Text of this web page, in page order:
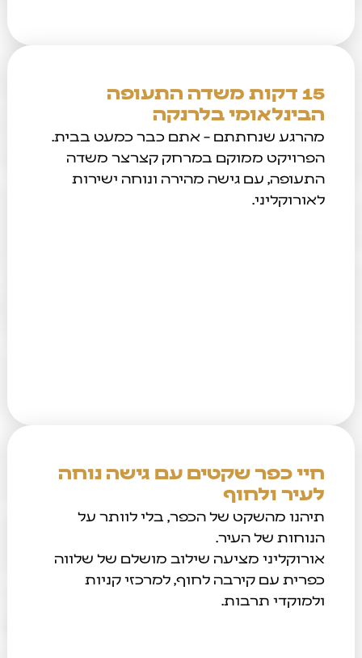
15 דקות משדה התעופה
הבינלאומי בלרנקה
מהרגע שנחתתם – אתם כבר כמעט בבית.
הפרויקט ממוקם במרחק קצרצר משדה
התעופה, עם גישה מהירה ונוחה ישירות
לאורוקליני.
חיי כפר שקטים עם גישה נוחה
לעיר ולחוף
תיהנו מהשקט של הכפר, בלי לוותר על
הנוחות של העיר.
אורוקליני מציעה שילוב מושלם של שלווה
כפרית עם קירבה לחוף, למרכזי קניות
ולמוקדי תרבות.